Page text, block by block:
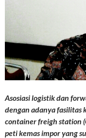
Asosiasi logistik dan
dengan adanya fasilitas
container freigh station
peti kemas impor yang